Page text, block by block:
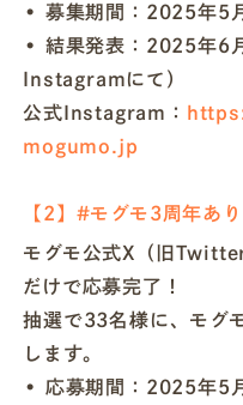
• 募集期間：2025年5
• 結果発表：2025年6
Instagramにて）
公式Instagram：
mogumo.jp
【2】#モグモ3周年あ
モグモ公式X（旧
だけで応募完了！
抽選で33名様に、モグ
します。
• 応募期間：2025年5